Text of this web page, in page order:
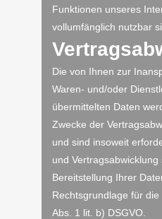
Funktionen unseres
vollumfänglich nutzbar
Die von Ihnen zur
Waren- und/oder
übermittelten Daten
Zwecke der
und sind insoweit
und Vertragsabwicklung
Bereitstellung Ihrer
Rechtsgrundlage für
Abs. 1 lit. b) DSGVO.